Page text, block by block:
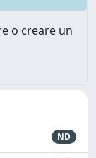
o creare un
ND